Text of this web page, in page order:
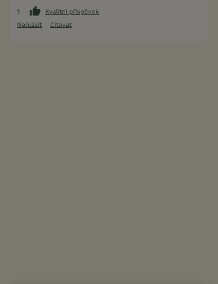
1
Kvalitní příspěvek
Nahlásit
Citovat